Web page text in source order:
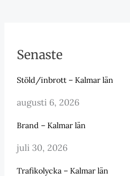
Senaste
Stöld/inbrott – Kalmar län
augusti 6, 2026
Brand – Kalmar län
juli 30, 2026
Trafikolycka – Kalmar län